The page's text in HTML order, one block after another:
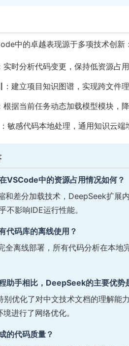
中的卓越表现源于多项技术创新：
实时分析代码变更，保持低资源占用
：建立项目知识图谱，实现跨文件
根据当前任务动态加载模型模块，
：敏感代码本地处理，通用知识云端
VSCode中的资源占用情况如何？
和差分加载技术，DeepSeek扩展
不影响IDE运行性能。
代码库的离线使用？
全离线部署，所有代码分析在本地
助手相比，DeepSeek的主要优势
别优化了对中文技术文档的理解能
进行了网络优化。
的代码质量？